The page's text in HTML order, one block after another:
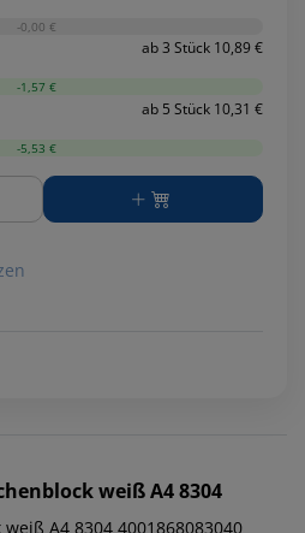
-0,00 €
ab 3 Stück 10,89 €
-1,57 €
ab 5 Stück 10,31 €
-5,53 €
weiß A4 8304
A4 8304 4001868083040